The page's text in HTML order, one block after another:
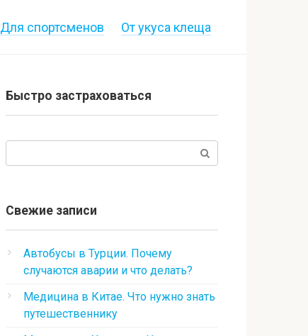
Для спортсменов От укуса клеща
Быстро застраховаться
Свежие записи
Автобусы в Турции. Почему
случаются аварии и что делать?
Медицина в Китае. Что нужно знать
путешественнику